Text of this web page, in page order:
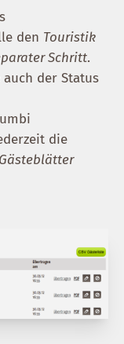
den Touristik
Schritt.
der Status
die